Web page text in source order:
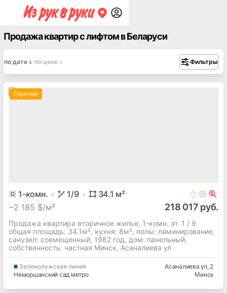
Продажа квартир с лифтом в Беларуси
по дате по цене Фильтры
Горячее
1-комн. 1/9 34.1 м²
~2 185 $/м² 218 017 руб.
Продажа квартира вторичное жилье, 1-комн. эт. 1 / 9
общая площадь: 34.1м², кухня: 8м², полы: ламинирование,
cанузел: совмещенный, 1982 год, дом: панельный,
собственность: частная Минск, Асаналиева ул
Зеленолужская линия
Неморшанский сад метро
Асаналиева ул, 2
Минск